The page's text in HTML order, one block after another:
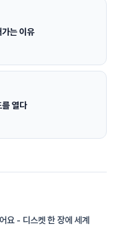
는 이유
열다
요 - 디스켓 한 장에 세계